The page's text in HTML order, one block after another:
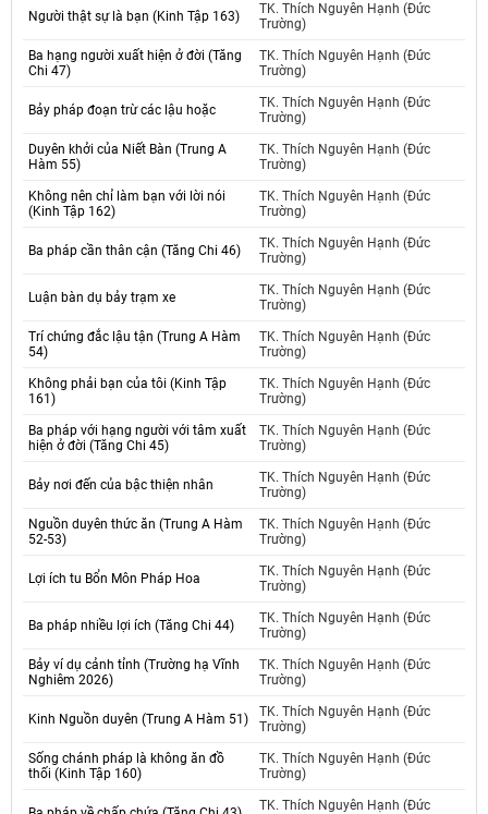
Người thật sự là bạn (Kinh Tập 163)
TK. Thích Nguyên Hạnh (Đức
Trường)
Ba hạng người xuất hiện ở đời (Tăng
Chi 47)
TK. Thích Nguyên Hạnh (Đức
Trường)
Bảy pháp đoạn trừ các lậu hoặc
TK. Thích Nguyên Hạnh (Đức
Trường)
Duyên khởi của Niết Bàn (Trung A
Hàm 55)
TK. Thích Nguyên Hạnh (Đức
Trường)
Không nên chỉ làm bạn với lời nói
(Kinh Tập 162)
TK. Thích Nguyên Hạnh (Đức
Trường)
Ba pháp cần thân cận (Tăng Chi 46)
TK. Thích Nguyên Hạnh (Đức
Trường)
Luận bàn dụ bảy trạm xe
TK. Thích Nguyên Hạnh (Đức
Trường)
Trí chứng đắc lậu tận (Trung A Hàm
54)
TK. Thích Nguyên Hạnh (Đức
Trường)
Không phải bạn của tôi (Kinh Tập
161)
TK. Thích Nguyên Hạnh (Đức
Trường)
Ba pháp với hạng người với tâm xuất
hiện ở đời (Tăng Chi 45)
TK. Thích Nguyên Hạnh (Đức
Trường)
Bảy nơi đến của bậc thiện nhân
TK. Thích Nguyên Hạnh (Đức
Trường)
Nguồn duyên thức ăn (Trung A Hàm
52-53)
TK. Thích Nguyên Hạnh (Đức
Trường)
Lợi ích tu Bổn Môn Pháp Hoa
TK. Thích Nguyên Hạnh (Đức
Trường)
Ba pháp nhiều lợi ích (Tăng Chi 44)
TK. Thích Nguyên Hạnh (Đức
Trường)
Bảy ví dụ cảnh tỉnh (Trường hạ Vĩnh
Nghiêm 2026)
TK. Thích Nguyên Hạnh (Đức
Trường)
Kinh Nguồn duyên (Trung A Hàm 51)
TK. Thích Nguyên Hạnh (Đức
Trường)
Sống chánh pháp là không ăn đồ
thối (Kinh Tập 160)
TK. Thích Nguyên Hạnh (Đức
Trường)
TK. Thích Nguyên Hạnh (Đức